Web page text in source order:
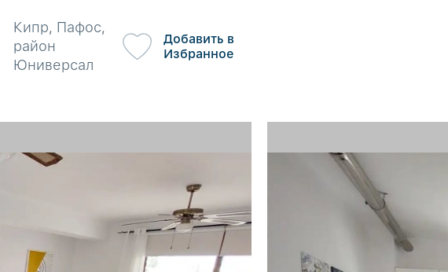
Кипр, Пафос,
район
Юниверсал
Добавить в
Избранное